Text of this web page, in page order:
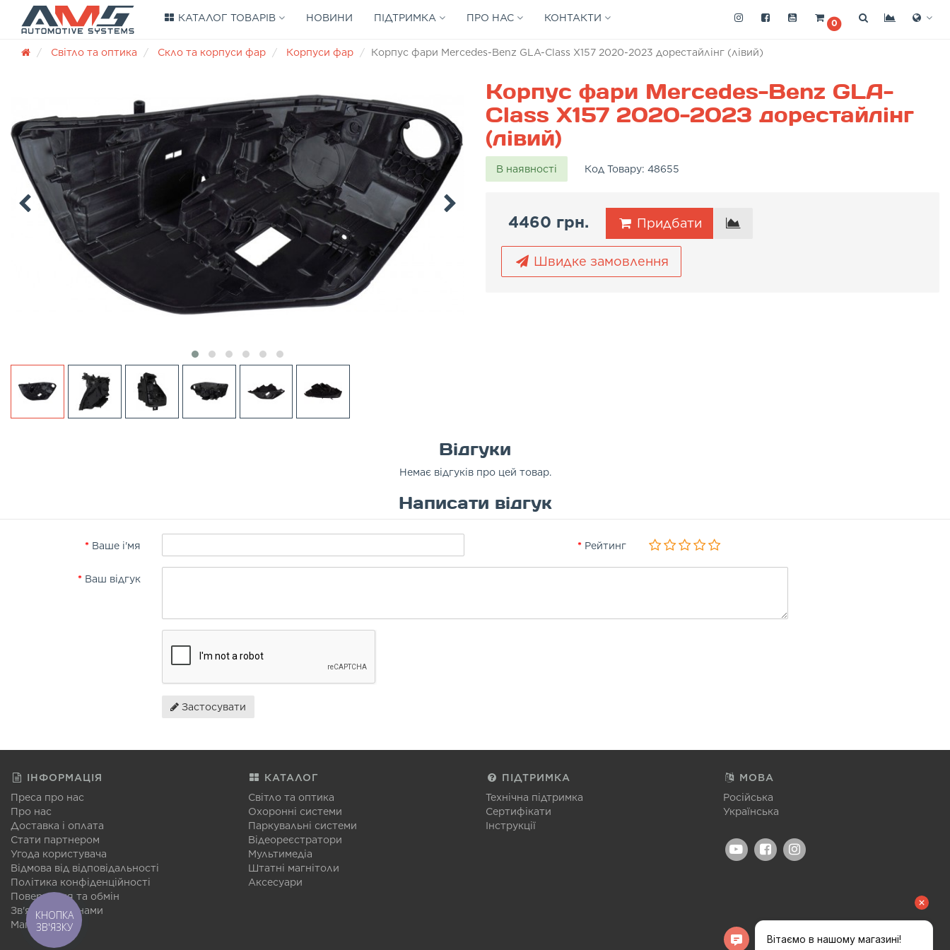
КАТАЛОГ ТОВАРІВ НОВИНИ ПІДТРИМКА ПРО НАС КОНТАКТИ 0
Світло та оптика Скло та корпуси фар Корпуси фар Корпус фари Mercedes-Benz GLA-Class X157 2020-2023 дорестайлінг (лівий)
Корпус фари Mercedes-Benz GLA-
Class X157 2020-2023 дорестайлінг
(лівий)
В наявності Код Товару: 48655
4460 грн. Придбати
Швидке замовлення
Відгуки
Немає відгуків про цей товар.
Написати відгук
Ваше і'мя Рейтинг
Ваш відгук
Застосувати
ІНФОРМАЦІЯ
Преса про нас
Про нас
Доставка і оплата
Стати партнером
Угода користувача
Відмова від відповідальності
Політика конфіденційності
Повернення та обмін
Зв'язатися з нами
Мапа сайту
КАТАЛОГ
Світло та оптика
Охоронні системи
Паркувальні системи
Відеореєстратори
Мультимедіа
Штатні магнітоли
Аксесуари
ПІДТРИМКА
Технічна підтримка
Сертифікати
Інструкції
МОВА
Російська
Українська
КНОПКА
ЗВ'ЯЗКУ